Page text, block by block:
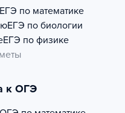
ЕГЭ по математике
ЕГЭ по биологии
ЕГЭ по физике
к ОГЭ